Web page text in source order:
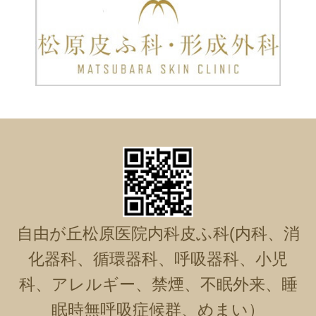
自由が丘松原医院内科皮ふ科(内科、消
化器科、循環器科、呼吸器科、小児
科、アレルギー、禁煙、不眠外来、睡
眠時無呼吸症候群、めまい）